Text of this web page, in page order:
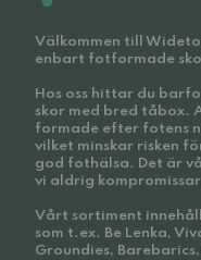
Välkommen till
enbart fotformade
Hos oss hittar du
skor med bred tåbox.
formade efter fotens
vilket minskar risken
god fothälsa. Det är
vi aldrig kompromissar
Vårt sortiment
som t.ex. Be Lenka,
Groundies,